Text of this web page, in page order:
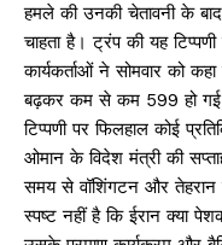
हमले की उनकी चेतावनी के
चाहता है। ट्रंप की यह
कार्यकर्ताओं ने सोमवार को
बढ़कर कम से कम 599 हो गई
टिप्पणी पर फिलहाल कोई
ओमान के विदेश मंत्री की
समय से वॉशिंगटन और तेहरान
स्पष्ट नहीं है कि ईरान क्या